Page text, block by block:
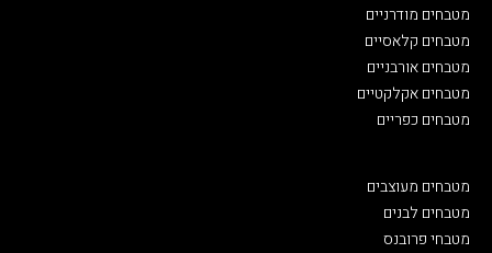
מטבחים מודרניים
מטבחים קלאסיים
מטבחים אורבניים
מטבחים אקלקטיים
מטבחים כפריים
מטבחים מעוצבים
מטבחים לבנים
מטבחי פרובנס